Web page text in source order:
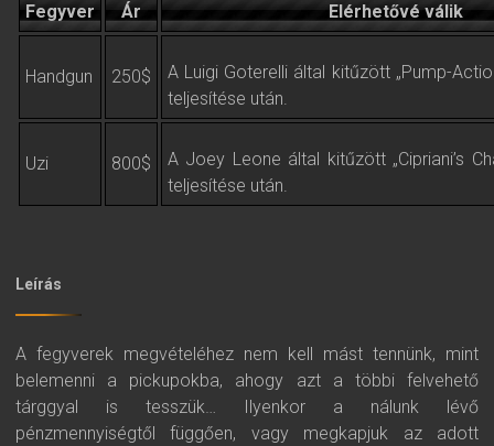
Fegyver Ár Elérhetővé válik
Handgun 250$
A Luigi Goterelli által kitűzött „Pump-
teljesítése után.
Uzi 800$
A Joey Leone által kitűzött „Cipriani’s
teljesítése után.
Leírás
A fegyverek megvételéhez nem kell mást tennünk, mint
belemenni a pickupokba, ahogy azt a többi felvehető
tárggyal is tesszük… Ilyenkor a nálunk lévő
pénzmennyiségtől függően, vagy megkapjuk az adott